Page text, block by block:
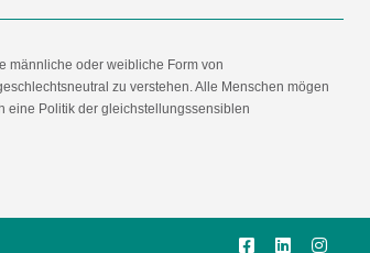
männliche oder weibliche Form von
zu verstehen. Alle Menschen mögen
eine Politik der gleichstellungssensiblen